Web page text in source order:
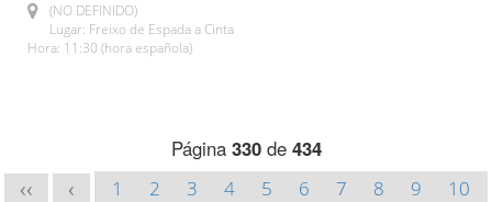
(NO DEFINIDO)
Lugar: Freixo de Espada a Cinta
Hora: 11:30 (hora española)
Página 330de 434
<< < 1 2 3 4 5 6 7 8 9
10